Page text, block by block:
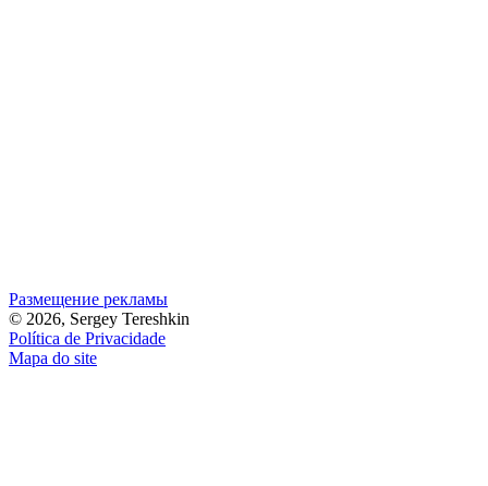
Размещение рекламы
© 2026, Sergey Tereshkin
Política de Privacidade
Mapa do site